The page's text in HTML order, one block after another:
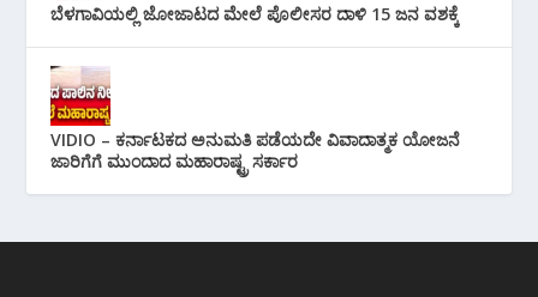
ಬೆಳಗಾವಿಯಲ್ಲಿ ಜೋಜಾಟದ ಮೇಲೆ ಪೊಲೀಸರ ದಾಳಿ 15 ಜನ ವಶಕ್ಕೆ
VIDIO – ಕರ್ನಾಟಕದ ಅನುಮತಿ ಪಡೆಯದೇ ವಿವಾದಾತ್ಮಕ ಯೋಜನೆ
ಜಾರಿಗೆಗೆ ಮುಂದಾದ ಮಹಾರಾಷ್ಟ್ರ ಸರ್ಕಾರ